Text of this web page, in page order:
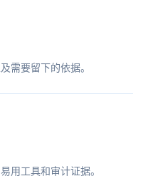
需要留下的依据。
用工具和审计证据。